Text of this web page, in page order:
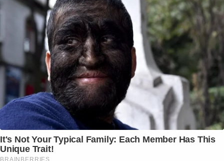
It's Not Your Typical Family: Each Member Has This
Unique Trait!
BRAINBERRIES